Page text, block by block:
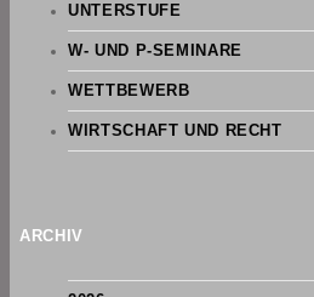
UNTERSTUFE
W- UND P-SEMINARE
WETTBEWERB
WIRTSCHAFT UND RECHT
ARCHIV